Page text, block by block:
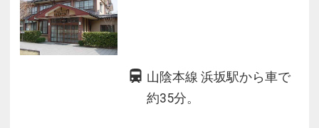
山陰本線 浜坂駅から車で
約35分。